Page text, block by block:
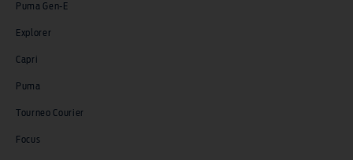
Puma Gen-E
Explorer
Capri
Puma
Tourneo Courier
Focus